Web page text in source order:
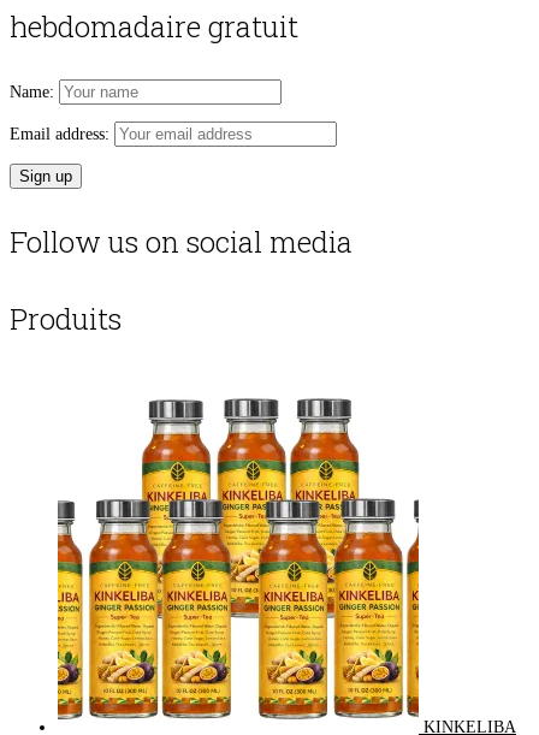
hebdomadaire gratuit
Name:
Email address:
Follow us on social media
Produits
KINKELIBA